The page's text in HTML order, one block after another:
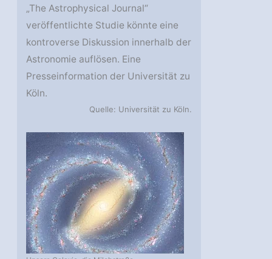
„The Astrophysical Journal“
veröffentlichte Studie könnte eine
kontroverse Diskussion innerhalb der
Astronomie auflösen. Eine
Presseinformation der Universität zu
Köln.
Quelle: Universität zu Köln.